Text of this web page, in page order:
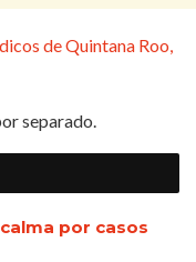
de Quintana Roo,
separado.
por casos